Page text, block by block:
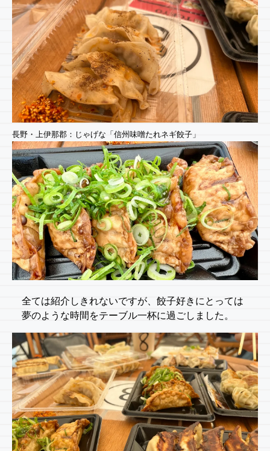
長野・上伊那郡：じゃげな「信州味噌たれネギ餃子」
全ては紹介しきれないですが、餃子好きにとっては
夢のような時間をテーブル一杯に過ごしました。